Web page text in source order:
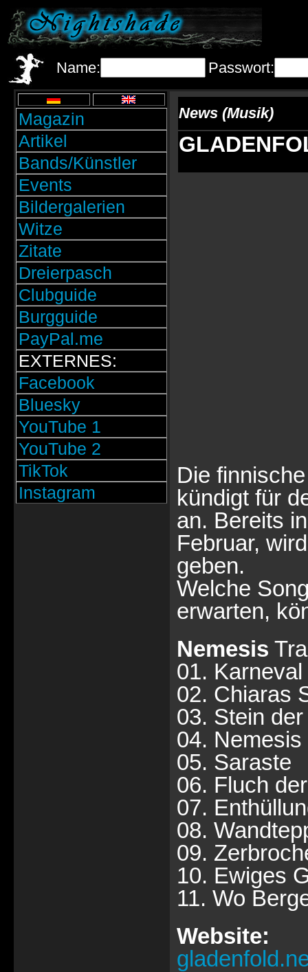
Name: Passwort:
Magazin
Artikel
Bands/Künstler
Events
Bildergalerien
Witze
Zitate
Dreierpasch
Clubguide
Burgguide
PayPal.me
EXTERNES:
Facebook
Bluesky
YouTube 1
YouTube 2
TikTok
Instagram
News (Musik)
Die
kündigt für
an. Bereits
Februar,
geben.
Welche
erwarten,
Nemesis
01.
02. Chiaras
03. Stein
04. Nemesis
05. Saraste
06. Fluch
07.
08.
09.
10. Ewiges
11. Wo
Website: